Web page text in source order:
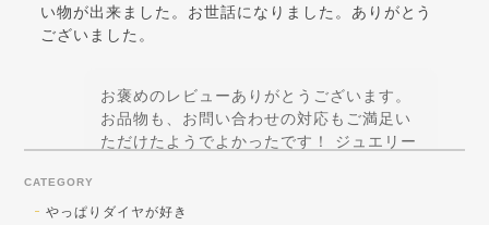
い物が出来ました。お世話になりました。ありがとう
ございました。
お褒めのレビューありがとうございます。
お品物も、お問い合わせの対応もご満足い
ただけたようでよかったです！ ジュエリー
しくなければ、というポリシーは正解！と
CATEGORY
やっぱりダイヤが好き